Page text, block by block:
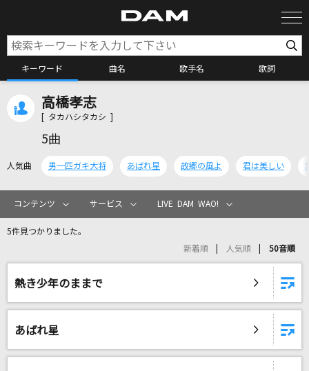
キーワード 曲名 歌手名 歌詞
カラオケリクエスト
リアルタイムで歌われている曲の一覧
[生音]ツキミソウ
Novelbright
高橋孝志
[ タカハシタカシ ]
5曲
人気曲 男一匹ガキ大将 あばれ星 故郷の風よ 君は美しい
コンテンツ サービス LIVE DAM WAO!
5件見つかりました。
新着順 人気順 50音順
熱き少年のままで
あばれ星